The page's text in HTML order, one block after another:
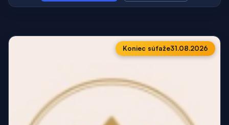
Koniec súťaže31.08.2026